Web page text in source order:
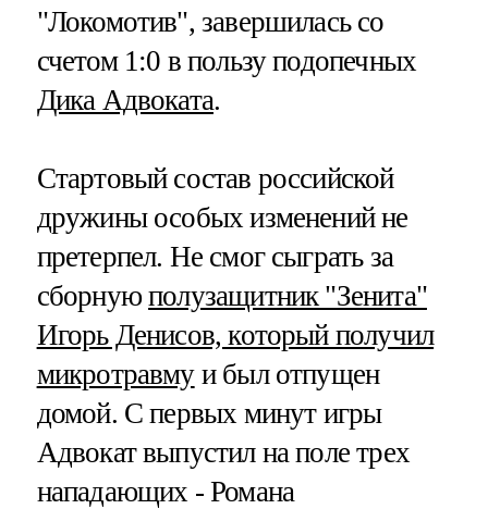
"Локомотив", завершилась со
счетом 1:0 в пользу подопечных
Дика Адвоката.
Стартовый состав российской
дружины особых изменений не
претерпел. Не смог сыграть за
сборнуюполузащитник "Зенита"
Игорь Денисов, который получил
микротравмуи был отпущен
домой. С первых минут игры
Адвокат выпустил на поле трех
нападающих - Романа